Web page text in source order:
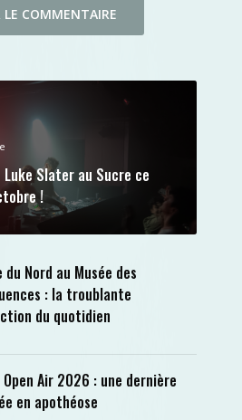
Slater au Sucre ce
!
du Nord au Musée des
: la troublante
du quotidien
Open Air 2026 : une dernière
en apothéose